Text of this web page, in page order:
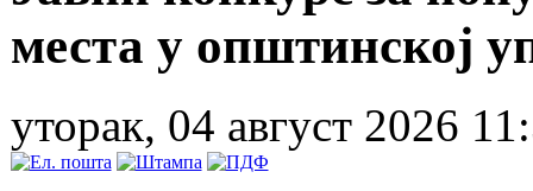
места у општинској
уторак, 04 август 2026